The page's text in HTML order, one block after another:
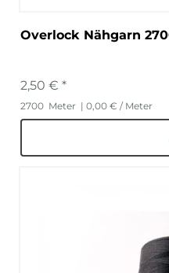
Overlock Nähgarn
2,50 € *
2700 Meter | 0,00 € / Meter